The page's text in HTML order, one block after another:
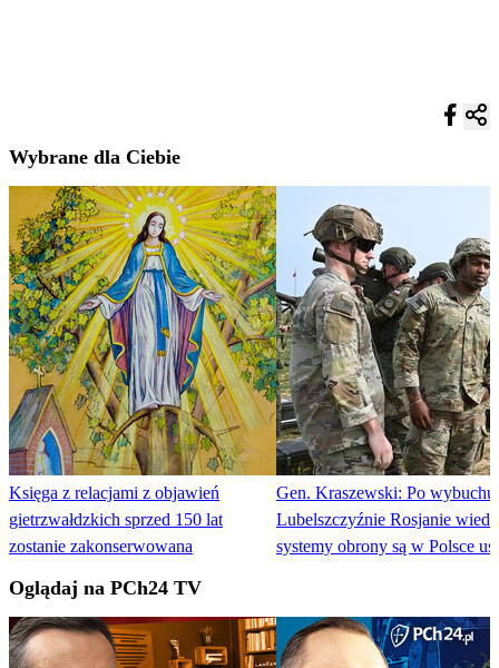
Wybrane dla Ciebie
Księga z relacjami z objawień
gietrzwałdzkich sprzed 150 lat
zostanie zakonserwowana
Gen. Kraszewski: Po wybuchu
Lubelszczyźnie Rosjanie
systemy obrony są w Polsce
Oglądaj na PCh24 TV